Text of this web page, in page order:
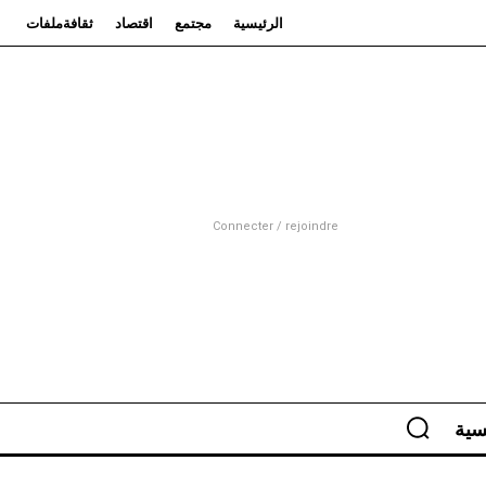
الرئيسية مجتمع اقتصاد ثقافةملفات
Connecter / rejoindre